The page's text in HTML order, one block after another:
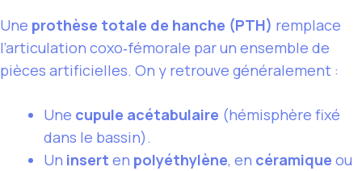
Une prothèse totale de hanche (PTH) remplace
l’articulation coxo‑fémorale par un ensemble de
pièces artificielles. On y retrouve généralement :
Une cupule acétabulaire (hémisphère fixé
dans le bassin).
Un insert en polyéthylène, en céramique ou